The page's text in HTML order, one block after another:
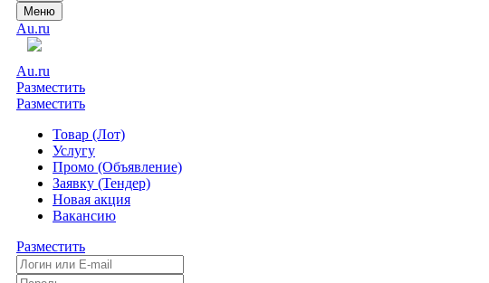
Меню
Au.ru
Au.ru
Разместить
Разместить
Товар (Лот)
Услугу
Промо (Объявление)
Заявку (Тендер)
Новая акция
Вакансию
Разместить